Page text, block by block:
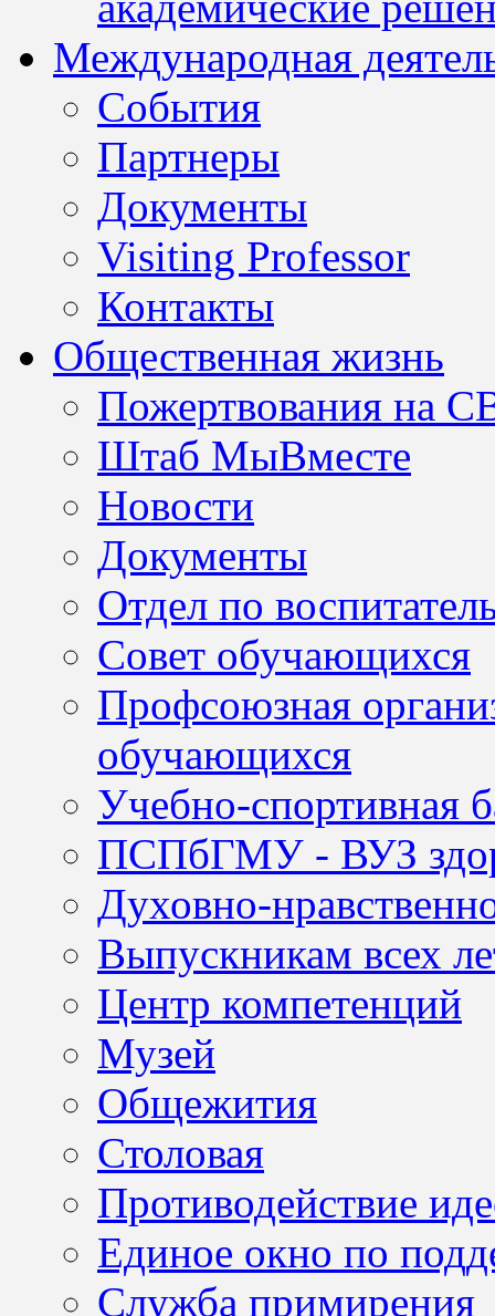
Международная
События
Партнеры
Документы
Visiting Professor
Контакты
Общественная жизнь
Пожертвования на
Штаб МыВместе
Новости
Документы
Отдел по
Совет обучающихся
Профсоюзная
обучающихся
Учебно-спортивная
ПСПбГМУ - ВУЗ
Духовно-
Выпускникам всех
Центр компетенций
Музей
Общежития
Столовая
Противодействие
Единое окно по
Служба примирения